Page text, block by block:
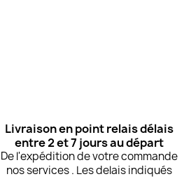
Livraison en point relais délais
entre 2 et 7 jours au départ
De l'expédition de votre commande
nos services . Les delais indiqués